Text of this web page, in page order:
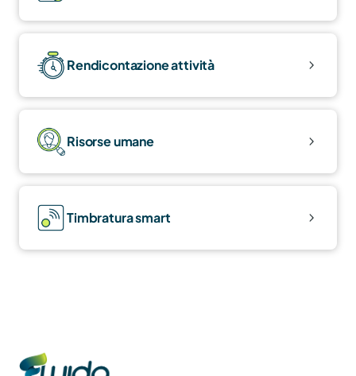
Rendicontazione attività
Risorse umane
Timbratura smart